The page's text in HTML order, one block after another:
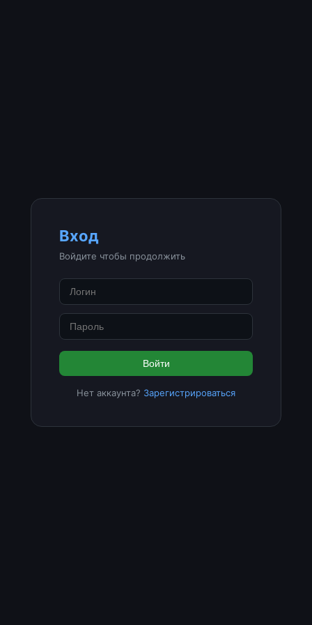
Вход
Войдите чтобы продолжить
Войти
Нет аккаунта? Зарегистрироваться